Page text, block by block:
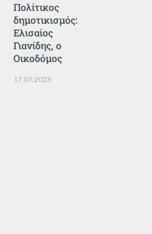
Πολίτικος
δημοτικισμός:
Ελισαίος
Γιανίδης, ο
Οικοδόμος
17.07.2023